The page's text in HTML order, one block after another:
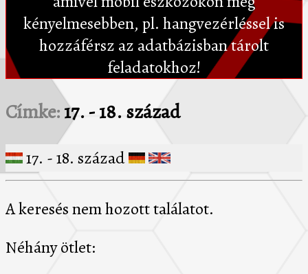
kényelmesebben, pl. hangvezérléssel is
hozzáférsz az adatbázisban tárolt
feladatokhoz!
Címke:17. - 18. század
17. - 18. század
A keresés nem hozott találatot.
Néhány ötlet: